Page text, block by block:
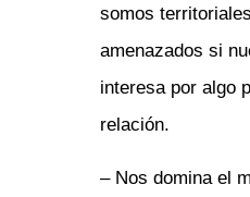
somos
amenazados si
interesa por algo
relación.
– Nos domina el